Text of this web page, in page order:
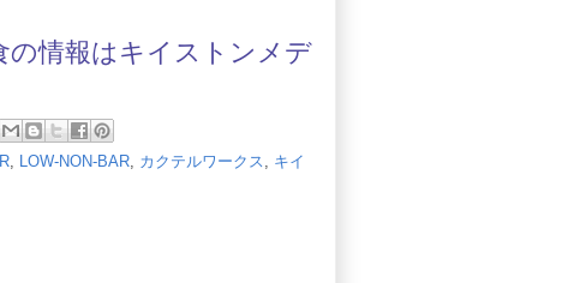
の情報はキイストンメデ
, LOW-NON-BAR, カクテルワークス, キイ